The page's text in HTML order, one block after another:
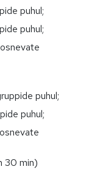
puhul;
puhul;
puhul;
puhul;
30 min)